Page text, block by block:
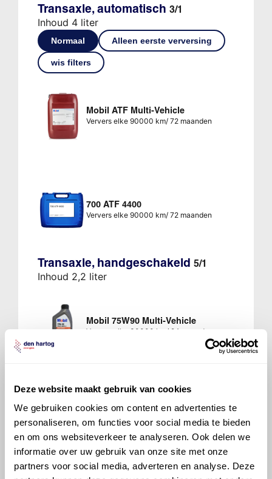
Deze website maakt gebruik van cookies
We gebruiken cookies om content en advertenties te
personaliseren, om functies voor social media te bieden
en om ons websiteverkeer te analyseren. Ook delen we
informatie over uw gebruik van onze site met onze
partners voor social media, adverteren en analyse. Deze
Transaxle, automatisch 3/1
Inhoud 4 liter
Normaal Alleen eerste verversing
wis filters
Mobil ATF Multi-Vehicle
Ververs elke 90000 km/ 72 maanden
700 ATF 4400
Ververs elke 90000 km/ 72 maanden
Transaxle, handgeschakeld 5/1
Inhoud 2,2 liter
Mobil 75W90 Multi-Vehicle
Ververs elke 30000 km/ 24 maanden
700 Cytrac FE Synth 75W85
Ververs elke 30000 km/ 24 maanden